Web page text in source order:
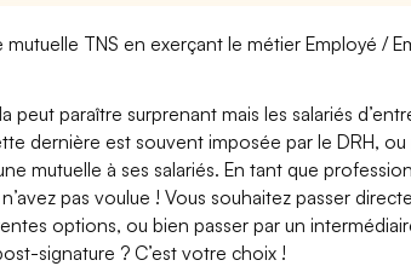
mutuelle TNS en exerçant le métier Employé /
peut paraître surprenant mais les salariés
dernière est souvent imposée par le DRH,
mutuelle à ses salariés. En tant que
pas voulue ! Vous souhaitez passer
options, ou bien passer par un
signature ? C’est votre choix !